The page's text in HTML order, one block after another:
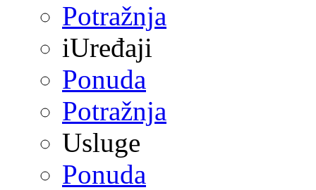
Potražnja
iUređaji
Ponuda
Potražnja
Usluge
Ponuda